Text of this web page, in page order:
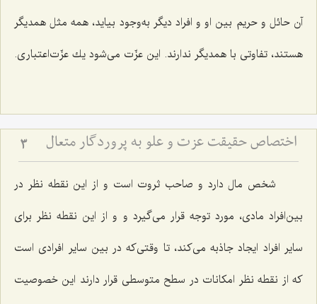
آن حائل و حریم بین او و افراد دیگر به‌وجود بیاید، همه مثل همدیگر
هستند، تفاوتی با همدیگر ندارند. این عزّت می‌شود یك عزّت‌اعتباری.
اختصاص حقیقت عزت و علو به پروردگار متعال‏ 3
شخص مال دارد و صاحب ثروت است و از این نقطه نظر در
بین‌افراد مادی، مورد توجه قرار می‌گیرد و و از این نقطه نظر برای
سایر افراد ایجاد جاذبه می‌كند، تا وقتی‌كه در بین سایر افرادی است
كه از نقطه نظر امكانات در سطح متوسطی قرار دارند این خصوصیت